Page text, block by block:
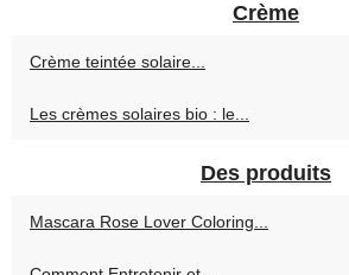
Crème
Crème teintée solaire...
Les crèmes solaires bio : le...
Des produits
Mascara Rose Lover Coloring...